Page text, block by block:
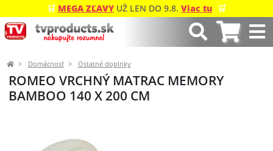
🛒 MEGA ZĽAVY UŽ LEN DO 9.8. Viac tu 🛒
Domácnosť Ostatné doplnky
ROMEO VRCHNÝ MATRAC MEMORY
BAMBOO 140 X 200 CM